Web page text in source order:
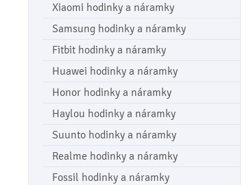
Xiaomi hodinky a náramky
Samsung hodinky a náramky
Fitbit hodinky a náramky
Huawei hodinky a náramky
Honor hodinky a náramky
Haylou hodinky a náramky
Suunto hodinky a náramky
Realme hodinky a náramky
Fossil hodinky a náramky